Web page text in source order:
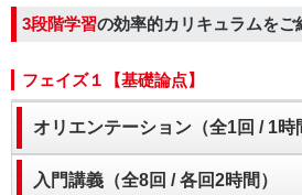
3段階学習の効率的カリキュラムをご
フェイズ１【基礎論点】
オリエンテーション（全1回 / 1時
入門講義（全8回 / 各回2時間）